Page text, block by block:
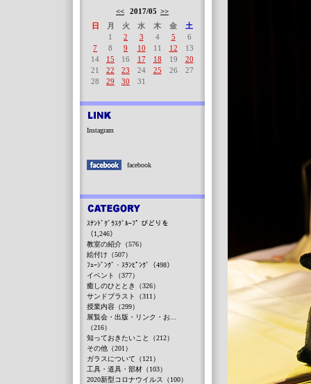
<< 2017/05 >>
日
月 火 水 木 金
土
1
2 3 4 5
6
7
8 9 10 11 12
13
14
15 16 17 18 19
20
21
22 23 24 25 26
27
28
29 30 31
Instagram
facebook
ｽﾃﾝﾄﾞｸﾞﾗｽｸﾞﾙｰﾌﾟ びどりを
（1,246）
教室の紹介（576）
絵付け（507）
ﾌｭｰｼﾞﾝｸﾞ・ｽﾗﾝﾋﾟﾝｸﾞ（498）
イベント（377）
癒しのひととき（326）
サンドブラスト（311）
授業内容（299）
展覧会・出版・リンク・お...
（216）
知っておきたいこと（212）
その他（201）
ガラスについて（121）
工具・道具・部材（103）
2020新型コロナウイルス（100）